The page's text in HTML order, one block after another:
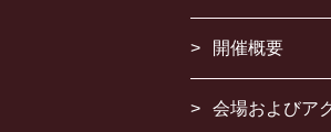
開催概要
会場およびア